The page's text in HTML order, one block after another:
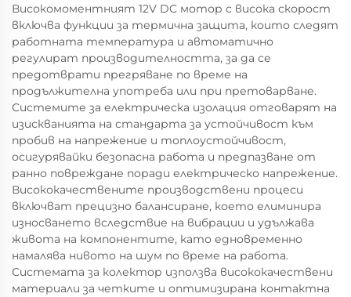
Високомоментният 12V DC мотор с висока скорост
включва функции за термична защита, които следят
работната температура и автоматично
регулират производителността, за да се
предотврати прегряване по време на
продължителна употреба или при претоварване.
Системите за електрическа изолация отговарят на
изискванията на стандарта за устойчивост към
пробив на напрежение и топлоустойчивост,
осигурявайки безопасна работа и предпазване от
ранно повреждане поради електрическо напрежение.
Висококачествените производствени процеси
включват прецизно балансиране, което елиминира
износването вследствие на вибрации и удължава
живота на компонентите, като едновременно
намалява нивото на шум по време на работа.
Системата за колектор използва висококачествени
материали за четките и оптимизирана контактна